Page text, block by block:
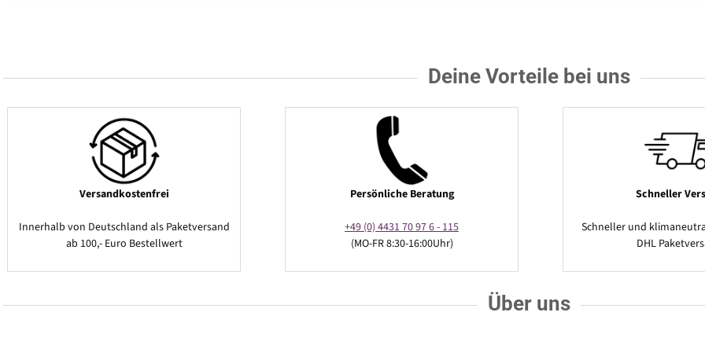
Deine Vorteile bei uns
Versandkostenfrei
Innerhalb von Deutschland als Paketversand
ab 100,- Euro Bestellwert
Persönliche Beratung
+49 (0) 4431 70 97 6 - 115
(MO-FR 8:30-16:00Uhr)
Schneller
Schneller und
DHL
Über uns